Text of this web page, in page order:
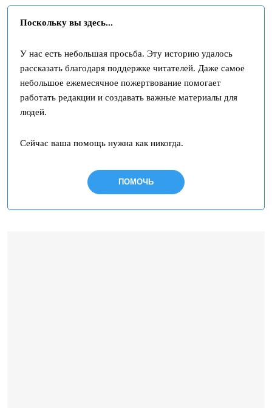
Поскольку вы здесь...
У нас есть небольшая просьба. Эту историю удалось
рассказать благодаря поддержке читателей. Даже самое
небольшое ежемесячное пожертвование помогает
работать редакции и создавать важные материалы для
людей.
Сейчас ваша помощь нужна как никогда.
ПОМОЧЬ